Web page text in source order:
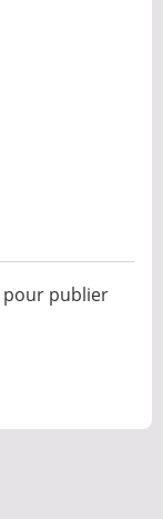
pour publier